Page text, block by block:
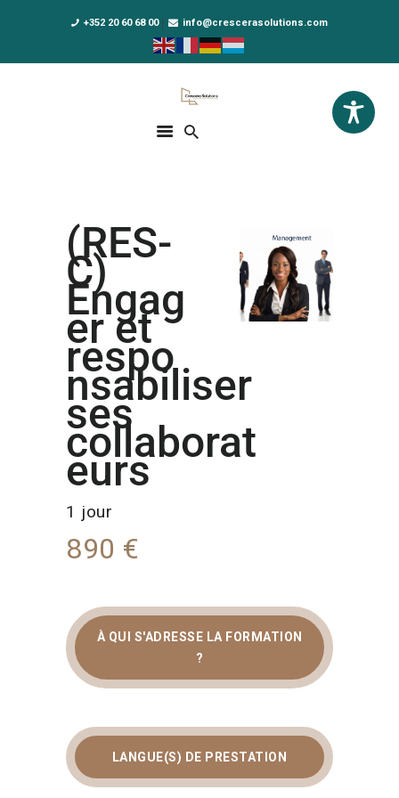
+352 20 60 68 00 info@crescerasolutions.com
Crescera Solutions
Solutions for your evolution
DPO AS A SERVICE
NOUS CONNAÎTRE
ACTUALITÉS
(RES-
C)
Engag
er et
respo
nsabiliser
ses
collaborat
eurs
1 jour
890 €
FORMATION
ENGAGEMENT ET
RESPONSABILISATION
DES
À QUI S'ADRESSE LA FORMATION
?
LANGUE(S) DE PRESTATION